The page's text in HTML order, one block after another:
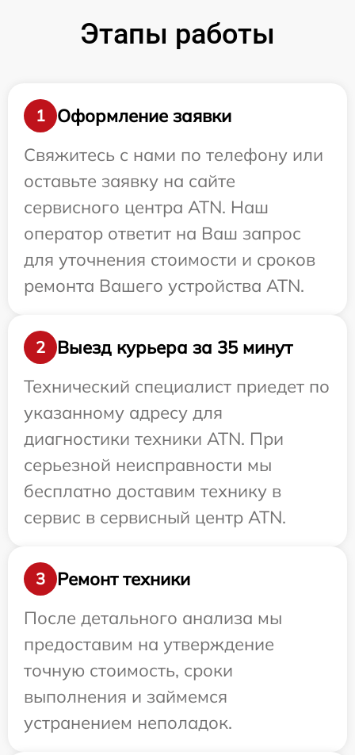
Этапы работы
1
Оформление заявки
Свяжитесь с нами по телефону или
оставьте заявку на сайте
сервисного центра ATN. Наш
оператор ответит на Ваш запрос
для уточнения стоимости и сроков
ремонта Вашего устройства ATN.
2
Выезд курьера за 35 минут
Технический специалист приедет по
указанному адресу для
диагностики техники ATN. При
серьезной неисправности мы
бесплатно доставим технику в
сервис в сервисный центр ATN.
3
Ремонт техники
После детального анализа мы
предоставим на утверждение
точную стоимость, сроки
выполнения и займемся
устранением неполадок.